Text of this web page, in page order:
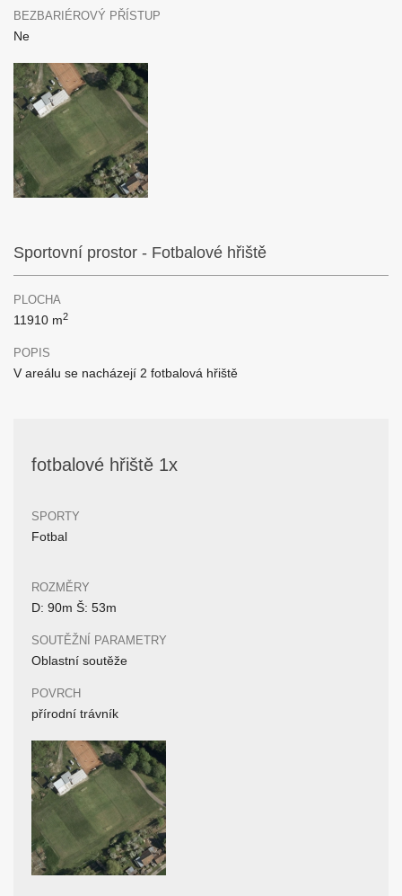
BEZBARIÉROVÝ PŘÍSTUP
Ne
Sportovní prostor - Fotbalové hřiště
PLOCHA
11910 m2
POPIS
V areálu se nacházejí 2 fotbalová hřiště
fotbalové hřiště 1x
SPORTY
Fotbal
ROZMĚRY
D: 90m Š: 53m
SOUTĚŽNÍ PARAMETRY
Oblastní soutěže
POVRCH
přírodní trávník